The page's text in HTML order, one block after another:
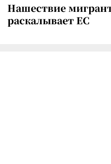
Нашествие
раскалывает ЕС